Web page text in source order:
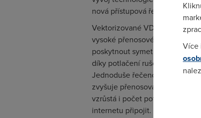
nová přístupová řešení,“ říká
Vektorizované VDSL2, jímž
vysoké přenosové rychlosti ―
poskytnout symetrické
díky potlačení rušení
Jednoduše řečeno, potlačením
zvyšuje přenosová kapacita
vzrůstá i počet potenciálních
internetu připojit.
Více